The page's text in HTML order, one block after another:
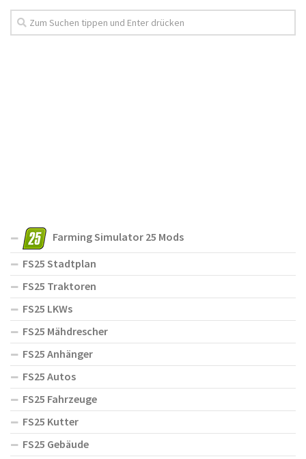
Farming Simulator 25 Mods
FS25 Stadtplan
FS25 Traktoren
FS25 LKWs
FS25 Mähdrescher
FS25 Anhänger
FS25 Autos
FS25 Fahrzeuge
FS25 Kutter
FS25 Gebäude